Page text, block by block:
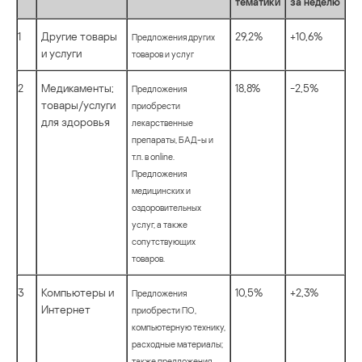
1
Другие товары
и услуги
Предложения других
товаров и услуг
29,2% +10,6%
2
Медикаменты;
товары/услуги
для здоровья
Предложения
приобрести
лекарственные
препараты, БАД-ы и
т.п. в online.
Предложения
медицинских и
оздоровительных
услуг, а также
сопутствующих
товаров.
18,8% -2,5%
3
Компьютеры и
Интернет
Предложения
приобрести ПО,
компьютерную технику,
расходные материалы;
10,5% +2,3%